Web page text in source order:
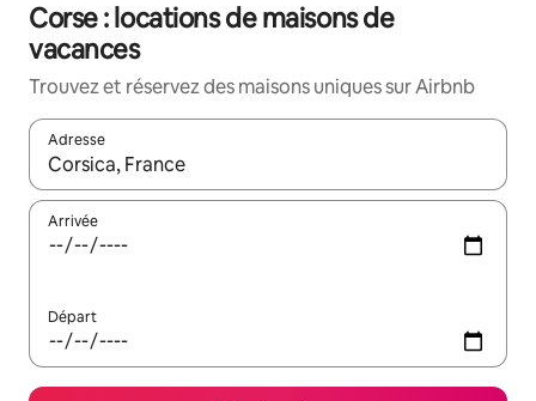
Corse : locations de maisons de
vacances
Trouvez et réservez des maisons uniques sur Airbnb
Adresse
Lorsque les résultats s'affichent, utilisez les flèches vers le
Arrivée
Départ